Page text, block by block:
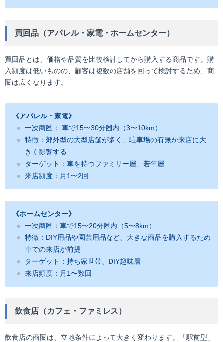
買回品（アパレル・家電・ホームセンター）
買回品とは、価格や品質を比較検討してから購入する商品です。購
入頻度は低いものの、顧客は複数の店舗を回って検討するため、商
圏は広くなります。
《アパレル・家電》
一次商圏： 車で15〜30分圏内（3〜10km）
特徴：郊外型の大型店舗が多く、駐車場の有無が来店に大
きく影響する
ターゲット：車を持つファミリー層、若年層
来店頻度：月1〜2回
《ホームセンター》
一次商圏：車で15〜20分圏内（5〜8km）
特徴：DIY用品や園芸用品など、大きな商品を購入するため
車での来店が前提
ターゲット：持ち家世帯、DIY趣味層
来店頻度：月1〜数回
飲食店（カフェ・ファミレス）
飲食店の商圏は、立地条件によって大きく変わります。「駅前型」